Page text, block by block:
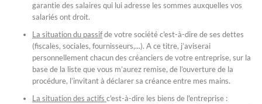
garantie des salaires qui lui adresse les sommes auxquelles vos
salariés ont droit.
La situation du passifde votre société c'est-à-dire de ses dettes
(fiscales, sociales, fournisseurs,...). A ce titre, j’aviserai
personnellement chacun des créanciers de votre entreprise, sur la
base de la liste que vous m’aurez remise, de l’ouverture de la
procédure, l’invitant à déclarer sa créance entre mes mains.
La situation des actifs c'est-à-dire les biens de l'entreprise :